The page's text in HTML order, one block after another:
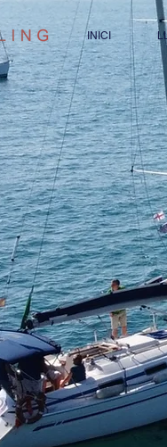
INICI